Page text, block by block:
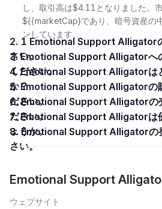
し、取引高は$4.11となりました。
${{marketCap}であり、暗号資産の
ンしています。
2. 1 Emotional Support Alligatorの価格を教えてくだ
さい。
3. Emotional Support Alligatorへの投資方法を教えて
ください。
4. Emotional Support Alligatorはどこで購入できます
か？
5. Emotional Support Alligatorの購入方法を教えてく
ださい。
6. Emotional Support Alligatorの売却方法を教えてく
ださい。
7. Emotional Support Alligatorは優れた投資対象でし
ょうか。
8. Emotional Support Alligatorの発行数を教えてくだ
さい。
Emotional Support
ウェブサイト